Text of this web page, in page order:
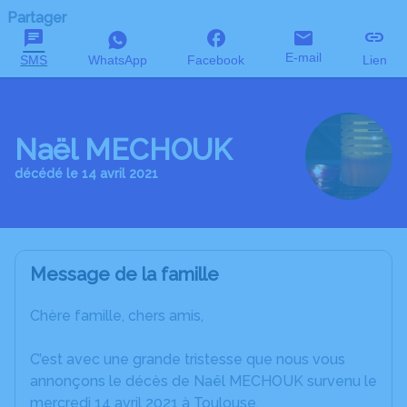
Partager
SMS WhatsApp Facebook E-mail Lien
Naël MECHOUK
décédé le 14 avril 2021
Message de la famille
Chère famille, chers amis,
C’est avec une grande tristesse que nous vous
annonçons le décès de Naël MECHOUK survenu le
mercredi 14 avril 2021 à Toulouse.